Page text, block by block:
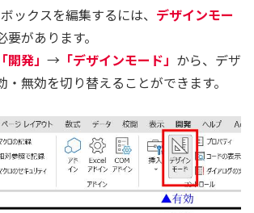
ックスを編集するには、 デザインモー
要があります。
「開発」 → 「デザインモード」 から、デザ
無効を切り替えることができます。